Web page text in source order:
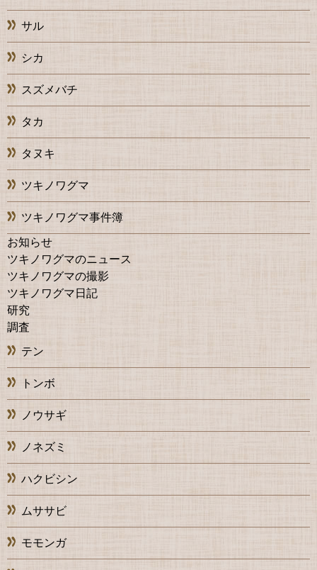
サル
シカ
スズメバチ
タカ
タヌキ
ツキノワグマ
ツキノワグマ事件簿
お知らせ
ツキノワグマのニュース
ツキノワグマの撮影
ツキノワグマ日記
研究
調査
テン
トンボ
ノウサギ
ノネズミ
ハクビシン
ムササビ
モモンガ